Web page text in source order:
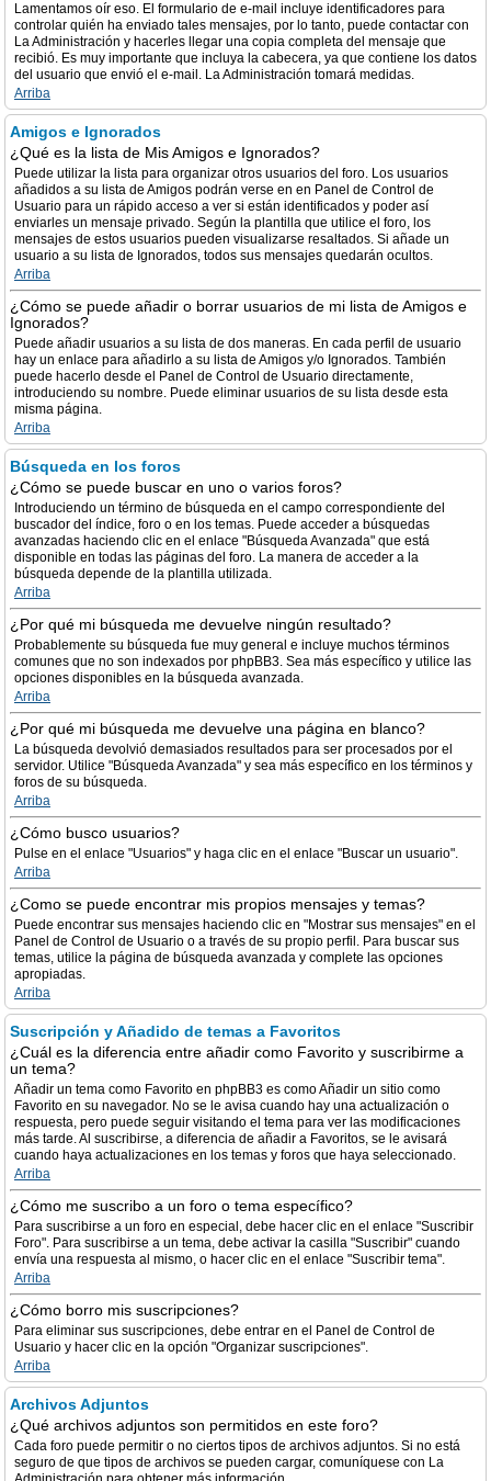
Lamentamos oír eso. El formulario de e-mail incluye identificadores para
controlar quién ha enviado tales mensajes, por lo tanto, puede contactar con
La Administración y hacerles llegar una copia completa del mensaje que
recibió. Es muy importante que incluya la cabecera, ya que contiene los datos
del usuario que envió el e-mail. La Administración tomará medidas.
Arriba
Amigos e Ignorados
¿Qué es la lista de Mis Amigos e Ignorados?
Puede utilizar la lista para organizar otros usuarios del foro. Los usuarios
añadidos a su lista de Amigos podrán verse en en Panel de Control de
Usuario para un rápido acceso a ver si están identificados y poder así
enviarles un mensaje privado. Según la plantilla que utilice el foro, los
mensajes de estos usuarios pueden visualizarse resaltados. Si añade un
usuario a su lista de Ignorados, todos sus mensajes quedarán ocultos.
Arriba
¿Cómo se puede añadir o borrar usuarios de mi lista de Amigos e
Ignorados?
Puede añadir usuarios a su lista de dos maneras. En cada perfil de usuario
hay un enlace para añadirlo a su lista de Amigos y/o Ignorados. También
puede hacerlo desde el Panel de Control de Usuario directamente,
introduciendo su nombre. Puede eliminar usuarios de su lista desde esta
misma página.
Arriba
Búsqueda en los foros
¿Cómo se puede buscar en uno o varios foros?
Introduciendo un término de búsqueda en el campo correspondiente del
buscador del índice, foro o en los temas. Puede acceder a búsquedas
avanzadas haciendo clic en el enlace "Búsqueda Avanzada" que está
disponible en todas las páginas del foro. La manera de acceder a la
búsqueda depende de la plantilla utilizada.
Arriba
¿Por qué mi búsqueda me devuelve ningún resultado?
Probablemente su búsqueda fue muy general e incluye muchos términos
comunes que no son indexados por phpBB3. Sea más específico y utilice las
opciones disponibles en la búsqueda avanzada.
Arriba
¿Por qué mi búsqueda me devuelve una página en blanco?
La búsqueda devolvió demasiados resultados para ser procesados por el
servidor. Utilice "Búsqueda Avanzada" y sea más específico en los términos y
foros de su búsqueda.
Arriba
¿Cómo busco usuarios?
Pulse en el enlace "Usuarios" y haga clic en el enlace "Buscar un usuario".
Arriba
¿Como se puede encontrar mis propios mensajes y temas?
Puede encontrar sus mensajes haciendo clic en "Mostrar sus mensajes" en el
Panel de Control de Usuario o a través de su propio perfil. Para buscar sus
temas, utilice la página de búsqueda avanzada y complete las opciones
apropiadas.
Arriba
Suscripción y Añadido de temas a Favoritos
¿Cuál es la diferencia entre añadir como Favorito y suscribirme a
un tema?
Añadir un tema como Favorito en phpBB3 es como Añadir un sitio como
Favorito en su navegador. No se le avisa cuando hay una actualización o
respuesta, pero puede seguir visitando el tema para ver las modificaciones
más tarde. Al suscribirse, a diferencia de añadir a Favoritos, se le avisará
cuando haya actualizaciones en los temas y foros que haya seleccionado.
Arriba
¿Cómo me suscribo a un foro o tema específico?
Para suscribirse a un foro en especial, debe hacer clic en el enlace "Suscribir
Foro". Para suscribirse a un tema, debe activar la casilla "Suscribir" cuando
envía una respuesta al mismo, o hacer clic en el enlace "Suscribir tema".
Arriba
¿Cómo borro mis suscripciones?
Para eliminar sus suscripciones, debe entrar en el Panel de Control de
Usuario y hacer clic en la opción "Organizar suscripciones".
Arriba
Archivos Adjuntos
¿Qué archivos adjuntos son permitidos en este foro?
Cada foro puede permitir o no ciertos tipos de archivos adjuntos. Si no está
seguro de que tipos de archivos se pueden cargar, comuníquese con La